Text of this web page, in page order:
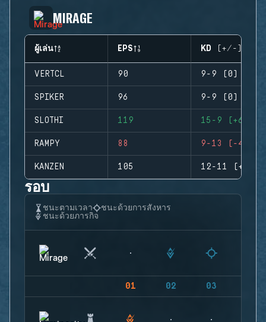
MIRAGE
ผู้เล่น EPS KD (+/-)
VERTCL 90 9-9 (0)
SPIKER 96 9-9 (0)
SLOTHI 119 15-9 (+6)
RAMPY 88 9-13 (-4)
KANZEN 105 12-11 (+1)
รอบ
ชนะตามเวลา
ชนะด้วยการสังหาร
ชนะด้วยภารกิจ
01 02 03